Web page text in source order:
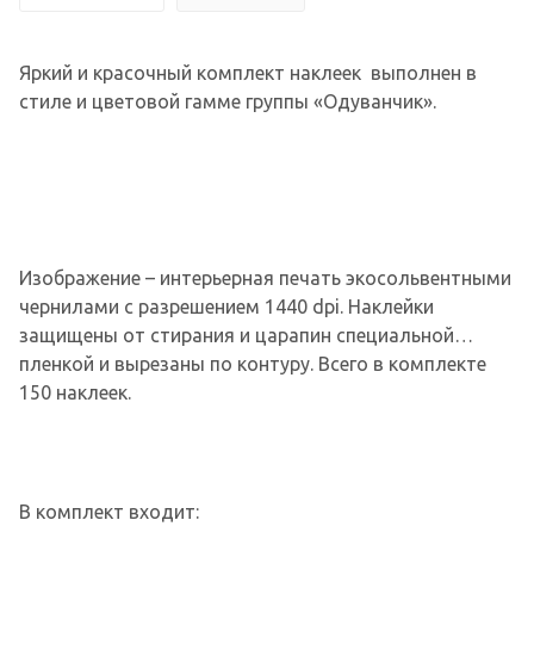
Яркий и красочный комплект наклеек выполнен в
стиле и цветовой гамме группы «Одуванчик».
Изображение – интерьерная печать экосольвентными
чернилами с разрешением 1440 dpi. Наклейки
защищены от стирания и царапин специальной
пленкой и вырезаны по контуру. Всего в комплекте
150 наклеек.
В комплект входит: